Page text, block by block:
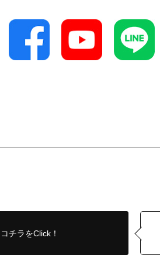
コチラをClick！